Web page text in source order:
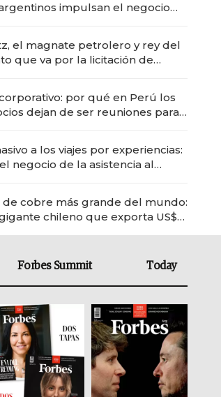
impulsan el negocio
el magnate petrolero y rey del
que va por la licitación de
por qué en Perú los
dejan de ser reuniones para
a los viajes por experiencias:
negocio de la asistencia al
de cobre más grande del mundo:
chileno que exporta US$
Forbes Summit Today